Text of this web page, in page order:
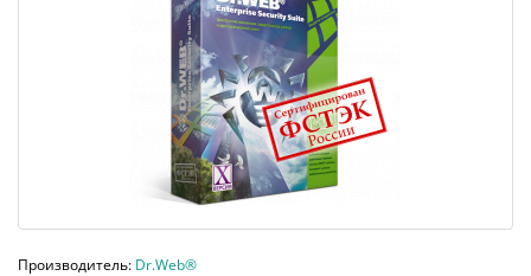
Производитель: Dr.Web®